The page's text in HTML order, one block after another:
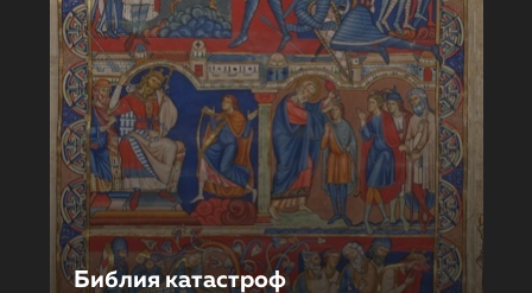
Библия катастроф